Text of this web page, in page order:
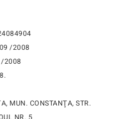
/2008
/2008
MUN. CONSTANŢA, STR.